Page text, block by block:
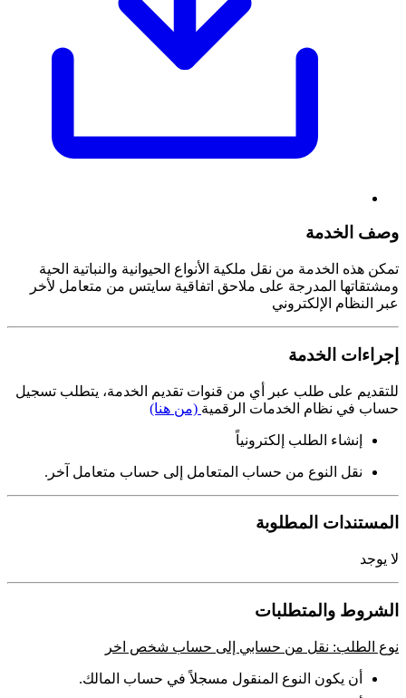
وصف الخدمة
تمكن هذه الخدمة من نقل ملكية الأنواع الحيوانية والنباتية الحية
ومشتقاتها المدرجة على ملاحق اتفاقية سايتس من متعامل لأخر
عبر النظام الإلكتروني
إجراءات الخدمة
للتقديم على طلب عبر أي من قنوات تقديم الخدمة، يتطلب تسجيل
حساب في نظام الخدمات الرقمية (من هنا)
إنشاء الطلب إلكترونياً
نقل النوع من حساب المتعامل إلى حساب متعامل آخر.
المستندات المطلوبة
لا يوجد
الشروط والمتطلبات
نوع الطلب: نقل من حسابي إلى حساب شخص اخر
أن يكون النوع المنقول مسجلاً في حساب المالك.